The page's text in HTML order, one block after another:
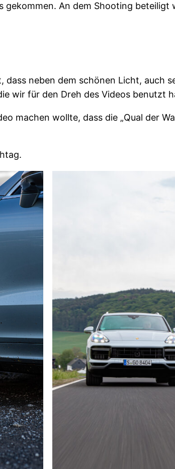
gekommen. An dem Shooting beteiligt
neben dem schönen Licht, auch
wir für den Dreh des Videos benutzt
machen wollte, dass die „Qual der